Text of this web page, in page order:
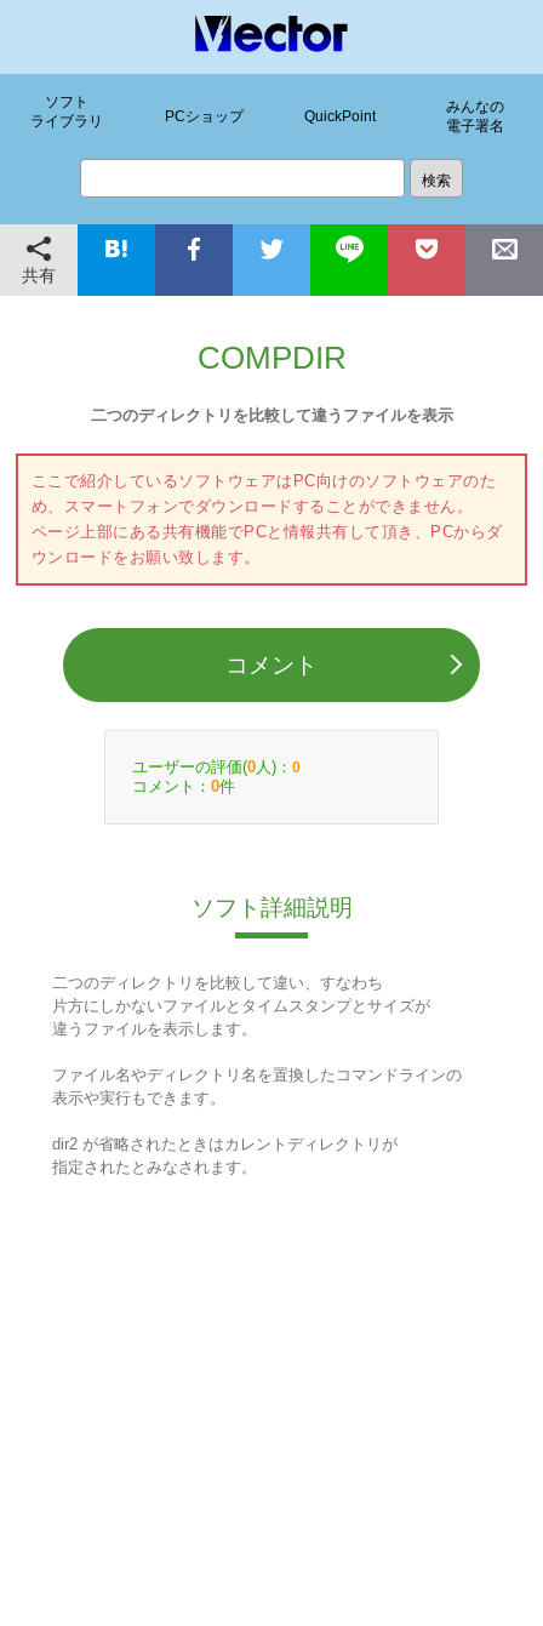
ソフト
ライブラリ
PCショップ QuickPoint
みんなの
電子署名
共有
COMPDIR
二つのディレクトリを比較して違うファイルを表示
ここで紹介しているソフトウェアはPC向けのソフトウェアのた
め、スマートフォンでダウンロードすることができません。
ページ上部にある共有機能でPCと情報共有して頂き、PCからダ
ウンロードをお願い致します。
コメント
ユーザーの評価(0 人)： 0
コメント： 0件
ソフト詳細説明
二つのディレクトリを比較して違い、すなわち
片方にしかないファイルとタイムスタンプとサイズが
違うファイルを表示します。
ファイル名やディレクトリ名を置換したコマンドラインの
表示や実行もできます。
dir2 が省略されたときはカレントディレクトリが
指定されたとみなされます。